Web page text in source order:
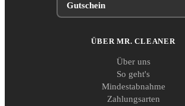
Gutschein
ÜBER MR. CLEANER
Über uns
So geht's
Mindestabnahme
Zahlungsarten